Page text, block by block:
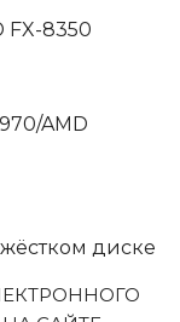
FX-8350
AMD
диске